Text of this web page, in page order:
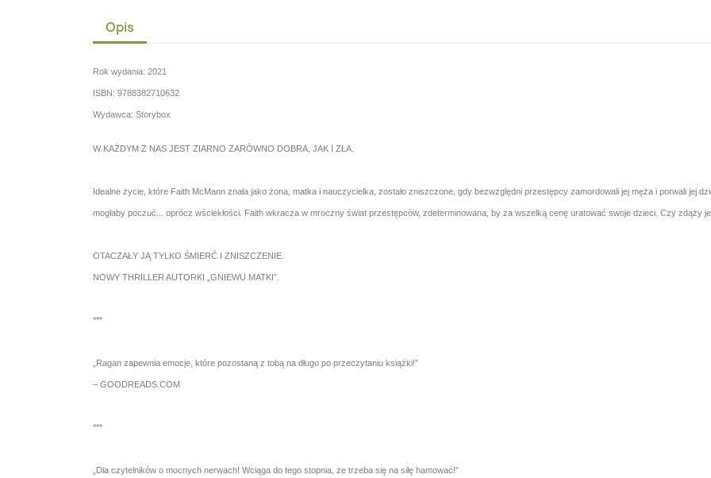
Opis
Rok wydania: 2021
ISBN: 9788382710632
Wydawca: Storybox
W KAŻDYM Z NAS JEST ZIARNO ZARÓWNO DOBRA, JAK I ZŁA.
Idealne życie, które Faith McMann znała jako żona, matka i nauczycielka, zostało zniszczone, gdy bezwzględni przestępcy zamordowali jej męża i porwali jej
mogłaby poczuć... oprócz wściekłości. Faith wkracza w mroczny świat przestępców, zdeterminowana, by za wszelką cenę uratować swoje dzieci. Czy zdąży
OTACZAŁY JĄ TYLKO ŚMIERĆ I ZNISZCZENIE.
NOWY THRILLER AUTORKI „GNIEWU MATKI”.
***
„Ragan zapewnia emocje, które pozostaną z tobą na długo po przeczytaniu książki!”
– GOODREADS.COM
***
„Dla czytelników o mocnych nerwach! Wciąga do tego stopnia, że trzeba się na siłę hamować!”